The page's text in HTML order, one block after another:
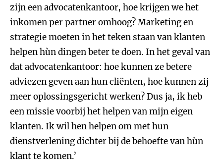
zijn een advocatenkantoor, hoe krijgen we het
inkomen per partner omhoog? Marketing en
strategie moeten in het teken staan van klanten
helpen hùn dingen beter te doen. In het geval van
dat advocatenkantoor: hoe kunnen ze betere
adviezen geven aan hun cliënten, hoe kunnen zij
meer oplossingsgericht werken? Dus ja, ik heb
een missie voorbij het helpen van mijn eigen
klanten. Ik wil hen helpen om met hun
dienstverlening dichter bij de behoefte van hùn
klant te komen.’